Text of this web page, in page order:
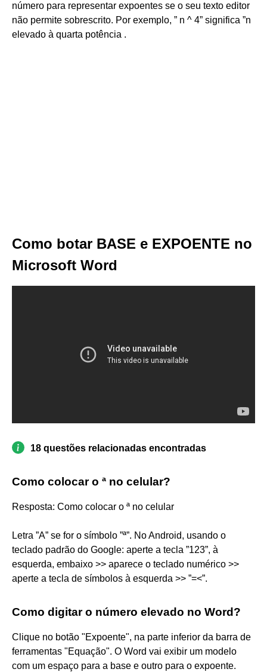
número para representar expoentes se o seu texto editor
não permite sobrescrito. Por exemplo, ” n ^ 4” significa ”n
elevado à quarta potência .
Como botar BASE e EXPOENTE no
Microsoft Word
18 questões relacionadas encontradas
Como colocar o ª no celular?
Resposta: Como colocar o ª no celular
Letra ”A” se for o símbolo ”ª”. No Android, usando o
teclado padrão do Google: aperte a tecla ”123”, à
esquerda, embaixo >> aparece o teclado numérico >>
aperte a tecla de símbolos à esquerda >> ”=<”.
Como digitar o número elevado no Word?
Clique no botão "Expoente", na parte inferior da barra de
ferramentas "Equação". O Word vai exibir um modelo
com um espaço para a base e outro para o expoente.